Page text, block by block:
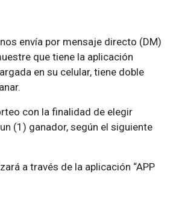
envía por mensaje directo (DM)
que tiene la aplicación
en su celular, tiene doble
con la finalidad de elegir
(1) ganador, según el siguiente
a través de la aplicación “APP